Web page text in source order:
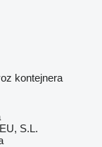
kontejnera
S.L.